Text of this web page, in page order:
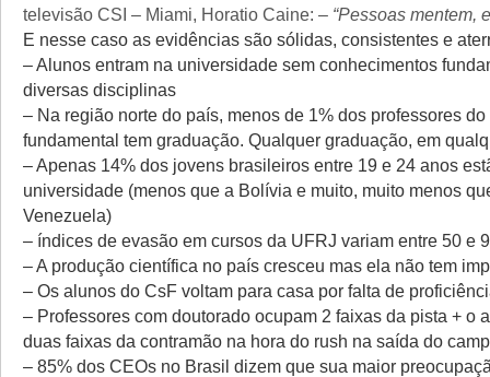
televisão CSI – Miami, Horatio Caine: – “Pessoas mentem,
E nesse caso as evidências são sólidas, consistentes e
– Alunos entram na universidade sem conhecimentos
diversas disciplinas
– Na região norte do país, menos de 1% dos professores
fundamental tem graduação. Qualquer graduação, em
– Apenas 14% dos jovens brasileiros entre 19 e 24 anos
universidade (menos que a Bolívia e muito, muito menos
Venezuela)
– índices de evasão em cursos da UFRJ variam entre 50 e
– A produção científica no país cresceu mas ela não tem
– Os alunos do CsF voltam para casa por falta de
– Professores com doutorado ocupam 2 faixas da pista + o
duas faixas da contramão na hora do rush na saída do
– 85% dos CEOs no Brasil dizem que sua maior